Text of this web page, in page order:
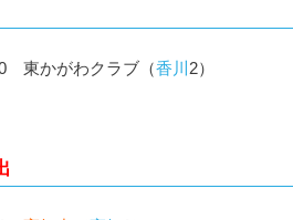
東かがわクラブ（香川 2）